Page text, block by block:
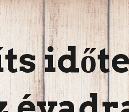
Skip to navigation